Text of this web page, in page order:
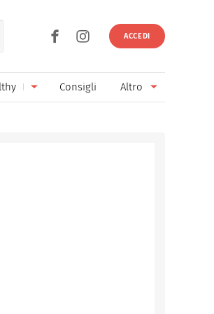
ACCEDI
Consigli Altro